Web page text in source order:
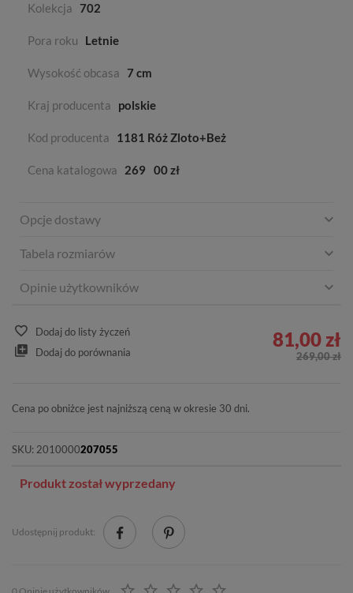
Kolekcja 702
Pora roku Letnie
Wysokość obcasa 7 cm
Kraj producenta polskie
Kod producenta 1181 Róż Zloto+Beż
Cena katalogowa 269 00 zł
Opcje dostawy
Tabela rozmiarów
Opinie użytkowników
Dodaj do listy życzeń
Dodaj do porównania
81,00 zł
269,00 zł
Cena po obniżce jest najniższą ceną w okresie 30 dni.
SKU: 2010000207055
Produkt został wyprzedany
Udostępnij produkt: